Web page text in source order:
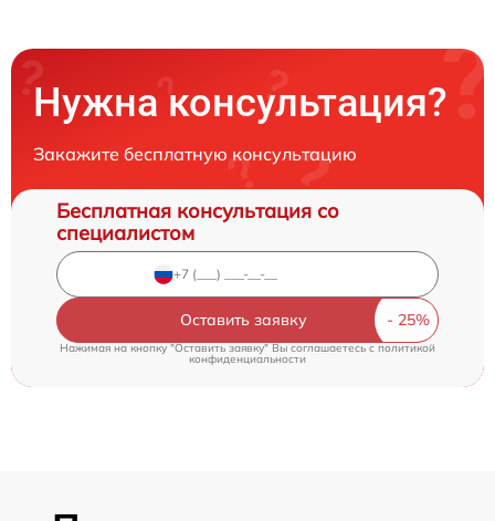
Нужна консультация?
Закажите бесплатную консультацию
Бесплатная консультация со
специалистом
Оставить заявку
Нажимая на кнопку "Оставить заявку" Вы соглашаетесь cполитикой
конфиденциальности